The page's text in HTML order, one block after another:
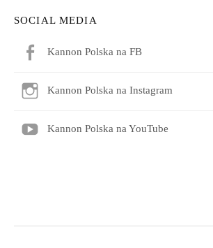
SOCIAL MEDIA
Kannon Polska na FB
Kannon Polska na Instagram
Kannon Polska na YouTube